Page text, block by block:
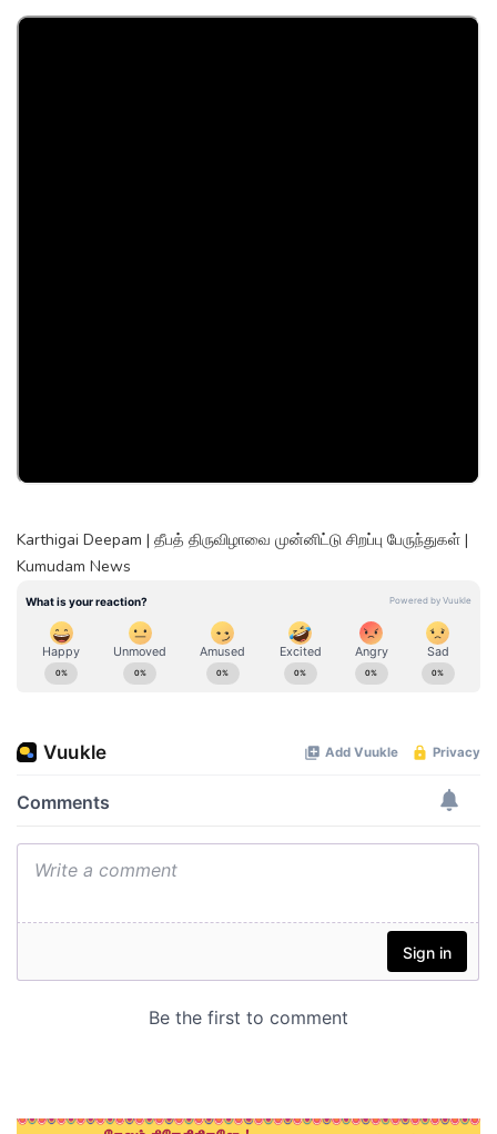
Karthigai Deepam | தீபத் திருவிழாவை முன்னிட்டு சிறப்பு பேருந்துகள் |
Kumudam News